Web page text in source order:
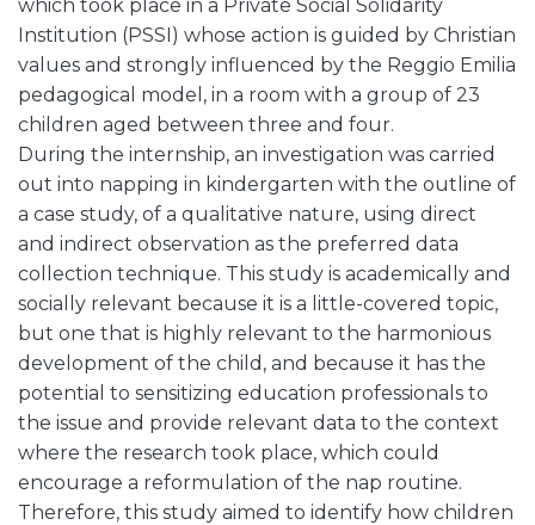
which took place in a Private Social Solidarity
Institution (PSSI) whose action is guided by Christian
values and strongly influenced by the Reggio Emilia
pedagogical model, in a room with a group of 23
children aged between three and four.
During the internship, an investigation was carried
out into napping in kindergarten with the outline of
a case study, of a qualitative nature, using direct
and indirect observation as the preferred data
collection technique. This study is academically and
socially relevant because it is a little-covered topic,
but one that is highly relevant to the harmonious
development of the child, and because it has the
potential to sensitizing education professionals to
the issue and provide relevant data to the context
where the research took place, which could
encourage a reformulation of the nap routine.
Therefore, this study aimed to identify how children